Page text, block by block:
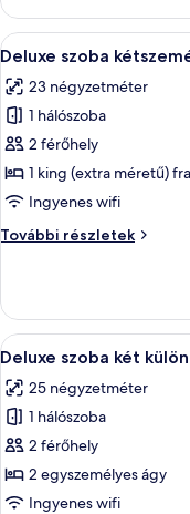
további
részletei
A
következő
szoba
összes
képének
megtekintése:
Deluxe
kétszemélyes
7
Deluxe szoba
23 négyzetméter
1 hálószoba
2 férőhely
1 king (extra méretű)
Ingyenes wifi
További részletek
Deluxe
további
részletei
A
következő
szoba
összes
képének
megtekintése:
Deluxe
7
Deluxe szoba két
25 négyzetméter
1 hálószoba
2 férőhely
2 egyszemélyes ágy
Ingyenes wifi